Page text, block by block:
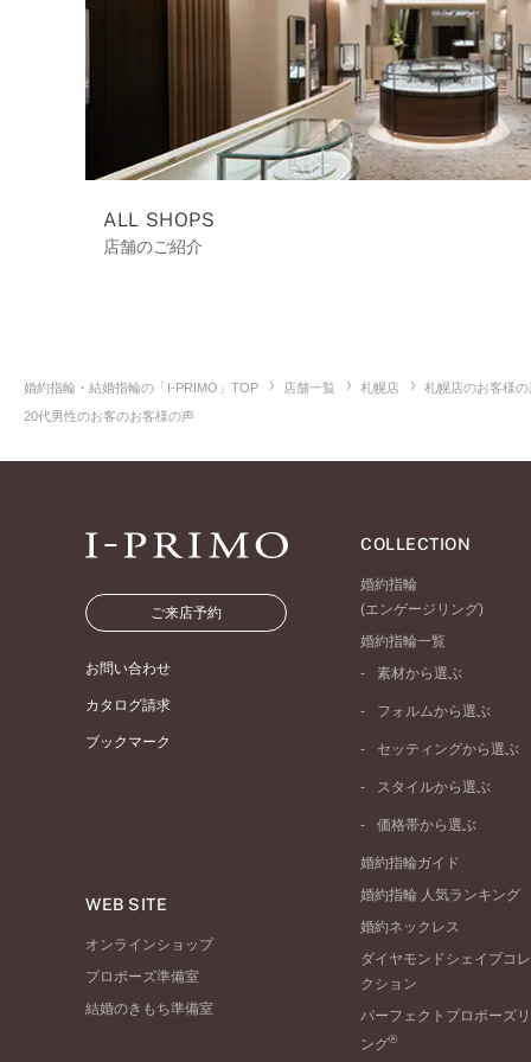
ALL SHOPS
店舗のご紹介
婚約指輪・結婚指輪の「I-PRIMO」TOP 店舗一覧 札幌店
札幌店のお客様
20代男性のお客のお客様の声
ご来店予約
お問い合わせ
カタログ請求
ブックマーク
WEB SITE
オンラインショップ
プロポーズ準備室
結婚のきもち準備室
COLLECTION
婚約指輪
(エンゲージリング)
婚約指輪一覧
素材から選ぶ
プラチナ
ピンクゴールド
ペールブラウンゴール
フォルムから選ぶ
ストレートライン
V字ライン
セッティングから選ぶ
ソリテール
ダブルサイドメレ
ラインメレ
スタイルから選ぶ
シンプル
モード
エレガント
ゴージャス
価格帯から選ぶ
50万円台～
20万円台～
10万円台～
婚約指輪ガイド
婚約指輪 人気ランキング
婚約ネックレス
ダイヤモンドシェイプコレ
クション
パーフェクトプロポーズリ
ング®